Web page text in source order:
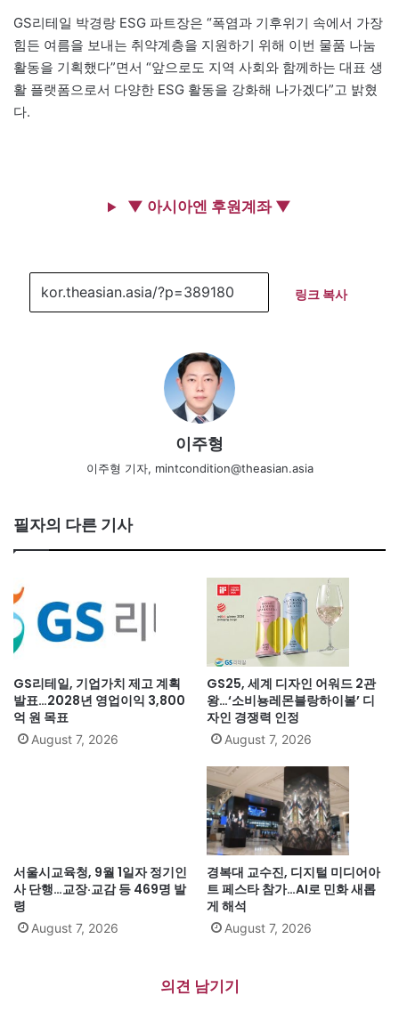
GS리테일 박경랑 ESG 파트장은 “폭염과 기후위기 속에서 가장
힘든 여름을 보내는 취약계층을 지원하기 위해 이번 물품 나눔
활동을 기획했다”면서 “앞으로도 지역 사회와 함께하는 대표 생
활 플랫폼으로서 다양한 ESG 활동을 강화해 나가겠다”고 밝혔
다.
▼ 아시아엔 후원계좌 ▼
링크 복사
이주형
이주형 기자, mintcondition@theasian.asia
필자의 다른 기사
GS리테일, 기업가치 제고 계획
발표…2028년 영업이익 3,800
억 원 목표
August 7, 2026
GS25, 세계 디자인 어워드 2관
왕…‘소비뇽레몬블랑하이볼’ 디
자인 경쟁력 인정
August 7, 2026
서울시교육청, 9월 1일자 정기인
사 단행…교장·교감 등 469명 발
령
August 7, 2026
경복대 교수진, 디지털 미디어아
트 페스타 참가…AI로 민화 새롭
게 해석
August 7, 2026
의견 남기기